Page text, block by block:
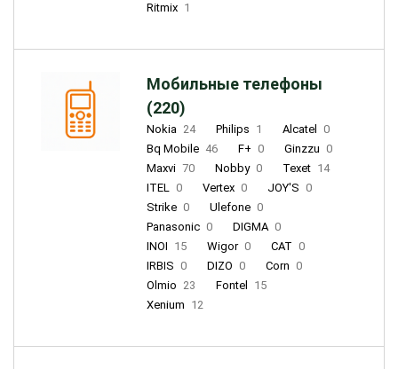
Ritmix 1
Мобильные телефоны
(220)
Nokia 24 Philips 1 Alcatel
0
Bq Mobile 46 F+ 0 Ginzzu 0
Maxvi 70 Nobby 0 Texet 14
ITEL 0 Vertex 0 JOY'S 0
Strike 0 Ulefone 0
Panasonic 0 DIGMA 0
INOI 15 Wigor 0 CAT 0
IRBIS 0 DIZO 0 Corn 0
Olmio 23 Fontel
15
Xenium 12